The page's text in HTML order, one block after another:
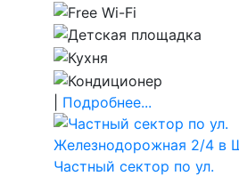
Подробнее...
Частный сектор по ул.